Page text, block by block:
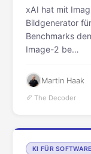
xAI hat mit
Bildgenerator
Benchmarks
Image-2 be…
Martin Haak
The Decoder
KI FÜR